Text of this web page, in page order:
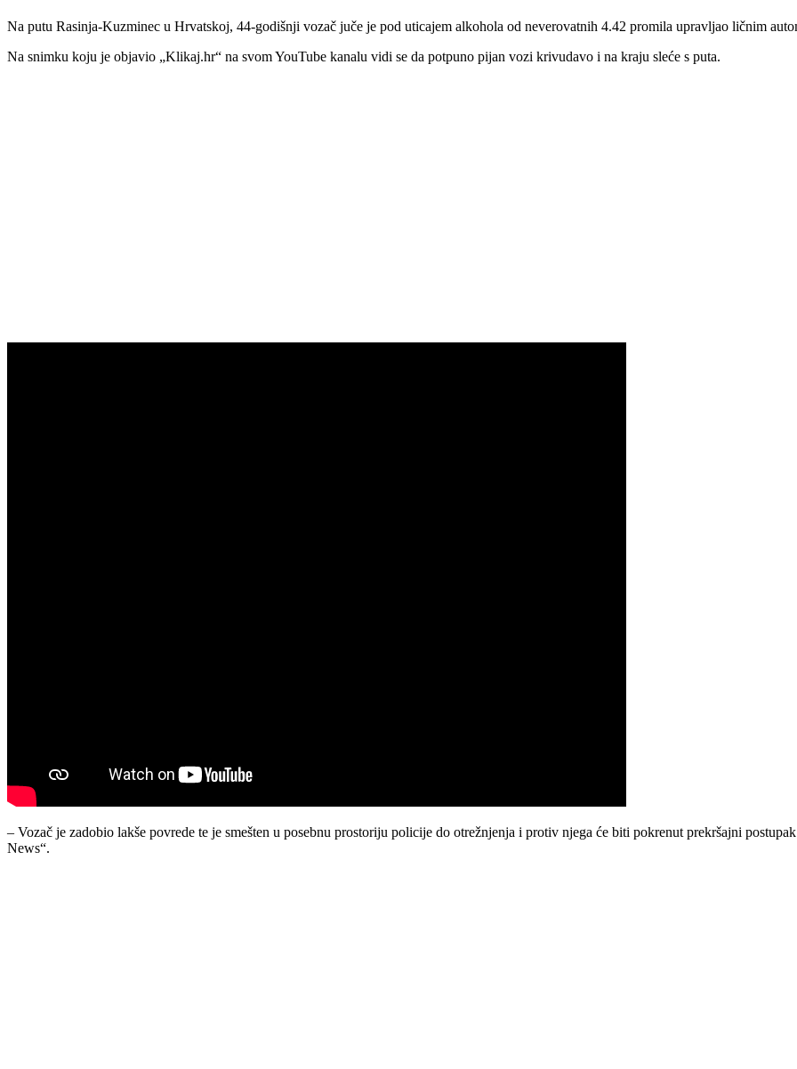
Na putu Rasinja-Kuzminec u Hrvatskoj, 44-godišnji vozač juče je pod uticajem alkohola od neverovatnih 4.42 promila upravljao ličnim
Na snimku koju je objavio „Klikaj.hr“ na svom YouTube kanalu vidi se da potpuno pijan vozi krivudavo i na kraju sleće s puta.
– Vozač je zadobio lakše povrede te je smešten u posebnu prostoriju policije do otrežnjenja i protiv njega će biti pokrenut prekršajni
News“.